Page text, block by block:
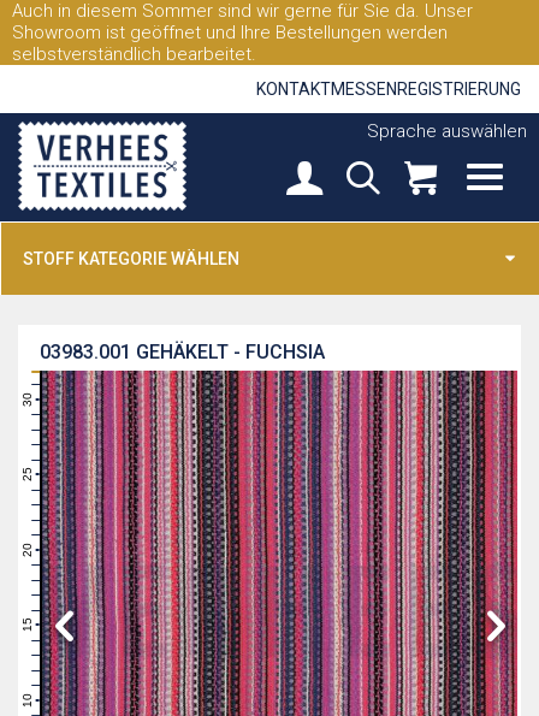
Auch in diesem Sommer sind wir gerne für Sie da. Unser
Showroom ist geöffnet und Ihre Bestellungen werden
selbstverständlich bearbeitet.
KONTAKTMESSEN REGISTRIERUNG
Sprache auswählen
STOFF KATEGORIE WÄHLEN
GEHÄKELT - FUCHSIA
03983.001
10
11
12
13
14
15
16
17
18
19
20
21
22
23
24
25
26
27
28
29
30
31